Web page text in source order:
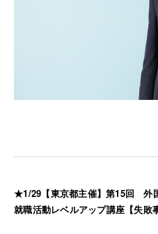
★1/29【東京都主催】第15回 外
就職活動レベルアップ講座【失敗